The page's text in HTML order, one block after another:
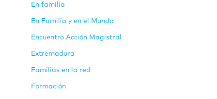
En familia
En Familia y en el Mundo
Encuentro Acción Magistral
Extremadura
Familias en la red
Formación